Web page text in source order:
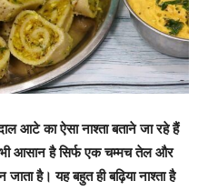
आटे का ऐसा नाश्ता बताने जा रहे हैं
भी आसान है सिर्फ एक चम्मच तेल और
है। यह बहुत ही बढ़िया नाश्ता है